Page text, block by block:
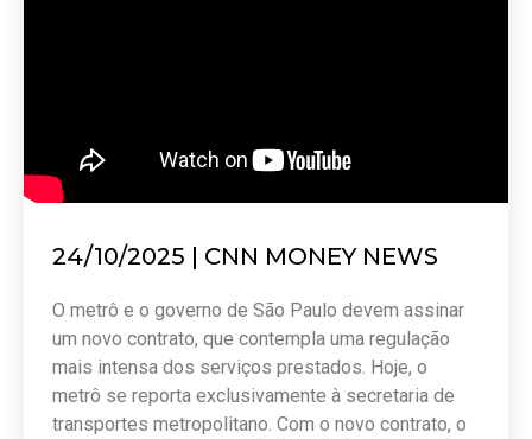
24/10/2025 | CNN MONEY NEWS
O metrô e o governo de São Paulo devem assinar
um novo contrato, que contempla uma regulação
mais intensa dos serviços prestados. Hoje, o
metrô se reporta exclusivamente à secretaria de
transportes metropolitano. Com o novo contrato, o